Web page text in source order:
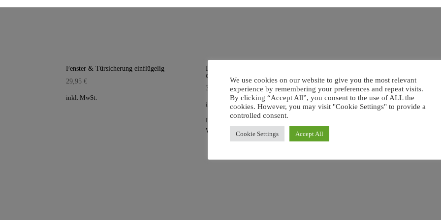
Fenster & Türsicherung einflügelig
29,95€
inkl. MwSt.
Fenster & Türsicherung
doppeleinflügelig
34,95
inkl. MwSt.
Lieferzeit:Zur Abholung bereit in 2-3
Werktagen
229,95€–490,95€
inkl. MwSt.
We use cookies on our website to give you the most relevant
experience by remembering your preferences and repeat visits.
By clicking “Accept All”, you consent to the use of ALL the
cookies. However, you may visit "Cookie Settings" to provide a
controlled consent.
Cookie Settings Accept All